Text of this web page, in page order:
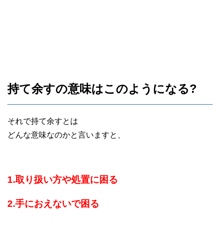
持て余すの意味はこのようになる?
それで持て余すとは
どんな意味なのかと言いますと、
1.取り扱い方や処置に困る
2.手におえないで困る